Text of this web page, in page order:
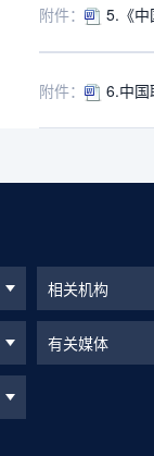
附件： 5.《中
附件： 6.中国
相关机构
有关媒体